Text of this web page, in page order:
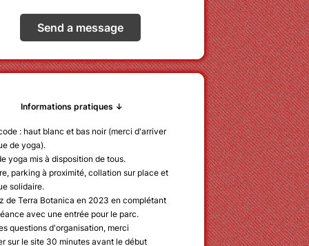
Send a message
Informations pratiques ↓
: haut blanc et bas noir (merci d'arriver
de yoga).
yoga mis à disposition de tous.
parking à proximité, collation sur place et
solidaire.
de Terra Botanica en 2023 en complétant
avec une entrée pour le parc.
questions d'organisation, merci
sur le site 30 minutes avant le début